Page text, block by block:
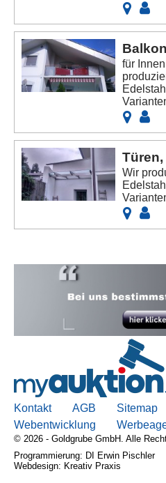
für
Wir
Kontakt AGB Sitemap
Webentwicklung
© 2026 - Goldgrube GmbH. Alle
Programmierung: DI Erwin Pischler
Webdesign: Kreativ Praxis